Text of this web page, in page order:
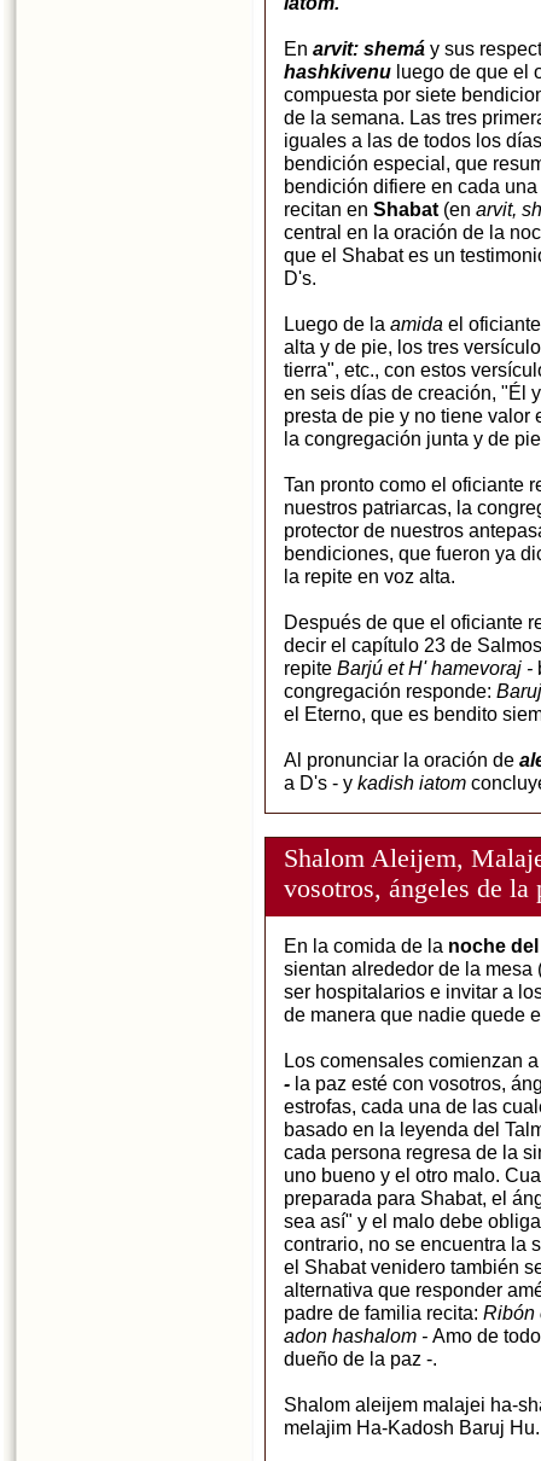
En arvit: shemá y sus
hashkivenu luego de que el
compuesta por siete
de la semana. Las tres
iguales a las de todos los
bendición especial, que
bendición difiere en cada
recitan en Shabat (en arvit,
central en la oración de la
que el Shabat es un
D's.
Luego de la amida el
alta y de pie, los tres
tierra", etc., con estos
en seis días de creación, "Él
presta de pie y no tiene valor
la congregación junta y de
Tan pronto como el oficiante
nuestros patriarcas, la
protector de nuestros
bendiciones, que fueron ya
la repite en voz alta.
Después de que el oficiante
decir el capítulo 23 de
repite Barjú et H' hamevoraj -
congregación responde:
el Eterno, que es bendito
Al pronunciar la oración de
a D's - y kadish iatom
Shalom Aleijem,
vosotros, ángeles de la
En la comida de la noche
sientan alrededor de la
ser hospitalarios e invitar a
de manera que nadie quede
Los comensales comienzan
- la paz esté con vosotros,
estrofas, cada una de las
basado en la leyenda del
cada persona regresa de la
uno bueno y el otro malo.
preparada para Shabat, el
sea así" y el malo debe
contrario, no se encuentra la
el Shabat venidero también
alternativa que responder
padre de familia recita: Ribón
adon hashalom - Amo de
dueño de la paz -.
Shalom aleijem malajei ha-
melajim Ha-Kadosh Baruj